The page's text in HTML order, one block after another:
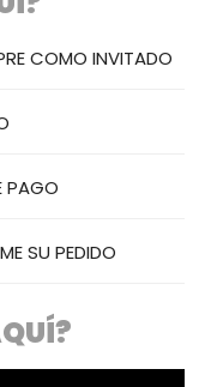
COMO INVITADO
PAGO
SU PEDIDO